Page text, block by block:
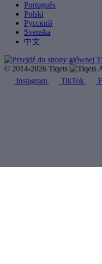
Português
Polski
Русский
Svenska
中文
© 2014-2026 Tiqets
Instagram
TikTok